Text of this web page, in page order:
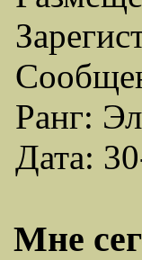
Ранг:
Дата:
Мне